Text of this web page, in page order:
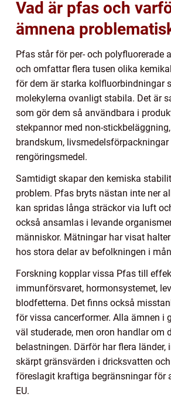
Vad är pfas och
ämnena
Pfas står för per- och polyfluorerade
och omfattar flera tusen olika
för dem är starka kolfluorbindningar
molekylerna ovanligt stabila. Det är
som gör dem så användbara i
stekpannor med non-
brandskum, livsmedelsförpackningar
rengöringsmedel.
Samtidigt skapar den kemiska
problem. Pfas bryts nästan inte ner
kan spridas långa sträckor via luft
också ansamlas i levande
människor. Mätningar har visat
hos stora delar av befolkningen i
Forskning kopplar vissa Pfas till
immunförsvaret, hormonsystemet,
blodfetterna. Det finns också
för vissa cancerformer. Alla ämnen i
väl studerade, men oron handlar om
belastningen. Därför har flera länder,
skärpt gränsvärden i dricksvatten
föreslagit kraftiga begränsningar för
EU.